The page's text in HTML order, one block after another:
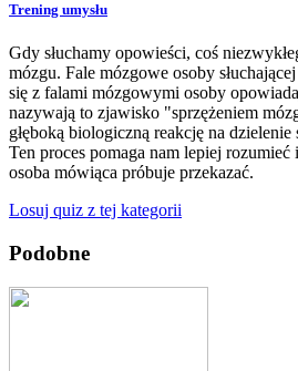
Trening umysłu
Gdy słuchamy opowieści, coś
mózgu. Fale mózgowe osoby
się z falami mózgowymi osoby
nazywają to zjawisko "sprzężeniem
głęboką biologiczną reakcję na
Ten proces pomaga nam lepiej
osoba mówiąca próbuje przekazać.
Losuj quiz z tej kategorii
Podobne